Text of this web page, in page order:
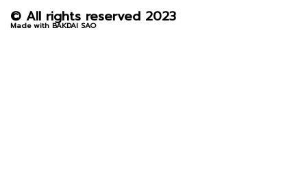
© All rights reserved 2023
Made with BAKDAI SAO